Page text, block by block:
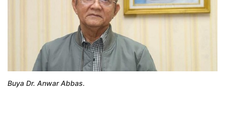
Buya Dr. Anwar Abbas.